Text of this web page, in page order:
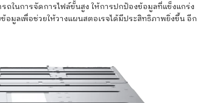
ถในการจัดการไฟล์ขั้นสูง ให้การปกป้องข้อมูลที่แข็งแกร่ง
มูลเพื่อช่วยให้วางแผนสตอเรจได้มีประสิทธิภาพยิ่งขึ้น อีก